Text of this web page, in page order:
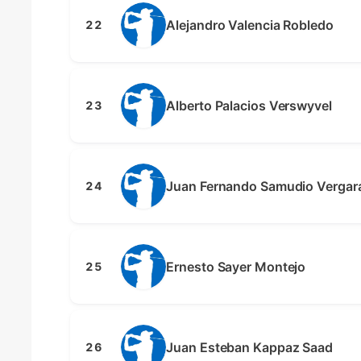
22 Alejandro Valencia Robledo
23 Alberto Palacios Verswyvel
24 Juan Fernando Samudio
25 Ernesto Sayer Montejo
26 Juan Esteban Kappaz Saad